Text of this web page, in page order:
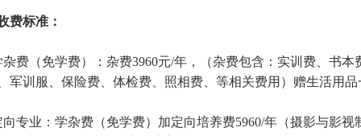
费标准：
杂费（免学费）：杂费3960元/年，（杂费包含：实训费、书本
军训服、保险费、体检费、照相费、等相关费用）赠生活用品
向专业：学杂费（免学费）加定向培养费5960/年（摄影与影视